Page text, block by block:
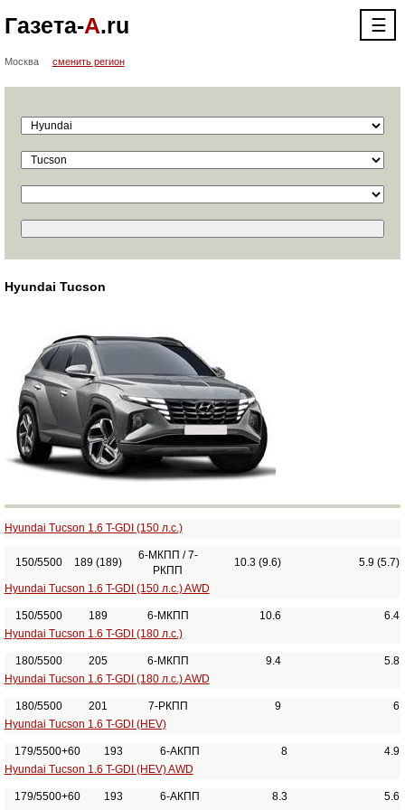
Газета-А.ru ☰
Москва сменить регион
Hyundai Tucson
Hyundai Tucson 1.6 T-GDI (150 л.с.)
150/5500 189 (189)
6-МКПП / 7-
РКПП
10.3 (9.6) 5.9 (5.7)
Hyundai Tucson 1.6 T-GDI (150 л.с.) AWD
150/5500 189 6-МКПП 10.6
6.4
Hyundai Tucson 1.6 T-GDI (180 л.с.)
180/5500 205 6-МКПП 9.4
5.8
Hyundai Tucson 1.6 T-GDI (180 л.с.) AWD
180/5500 201 7-РКПП 9
6
Hyundai Tucson 1.6 T-GDI (HEV)
179/5500+60 193 6-АКПП 8
4.9
Hyundai Tucson 1.6 T-GDI (HEV) AWD
179/5500+60 193 6-АКПП 8.3
5.6